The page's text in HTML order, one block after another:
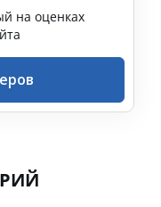
на оценках